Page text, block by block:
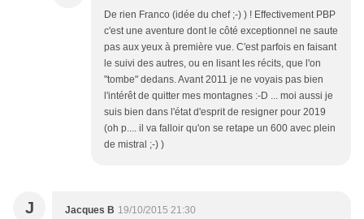
De rien Franco (idée du chef ;-) ) ! Effectivement PBP
c'est une aventure dont le côté exceptionnel ne saute
pas aux yeux à première vue. C'est parfois en faisant
le suivi des autres, ou en lisant les récits, que l'on
"tombe" dedans. Avant 2011 je ne voyais pas bien
l'intérêt de quitter mes montagnes :-D ... moi aussi je
suis bien dans l'état d'esprit de resigner pour 2019
(oh p.... il va falloir qu'on se retape un 600 avec plein
de mistral ;-) )
J Jacques B 19/10/2015 21:30